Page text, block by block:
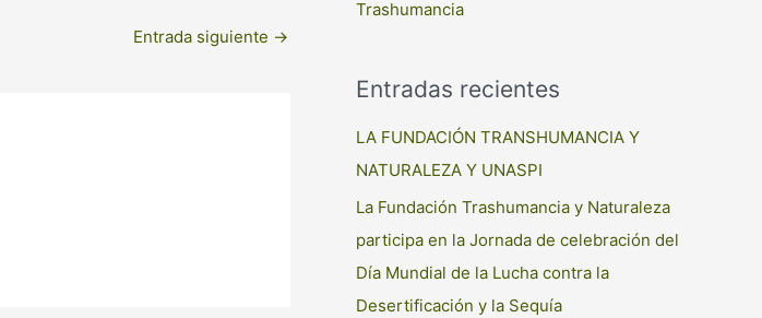
Entrada siguiente →
Trashumancia
Entradas recientes
LA FUNDACIÓN TRANSHUMANCIA Y
NATURALEZA Y UNASPI
La Fundación Trashumancia y Naturaleza
participa en la Jornada de celebración del
Día Mundial de la Lucha contra la
Desertificación y la Sequía